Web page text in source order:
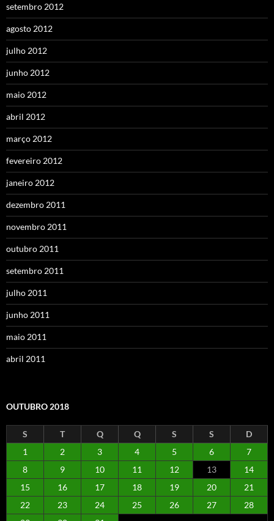
setembro 2012
agosto 2012
julho 2012
junho 2012
maio 2012
abril 2012
março 2012
fevereiro 2012
janeiro 2012
dezembro 2011
novembro 2011
outubro 2011
setembro 2011
julho 2011
junho 2011
maio 2011
abril 2011
OUTUBRO 2018
S T Q Q S S
D
1
2 3 4 5 6
7
8
9 10 11 12 13
14
15
16 17 18 19 20
21
22
23 24 25 26 27
28